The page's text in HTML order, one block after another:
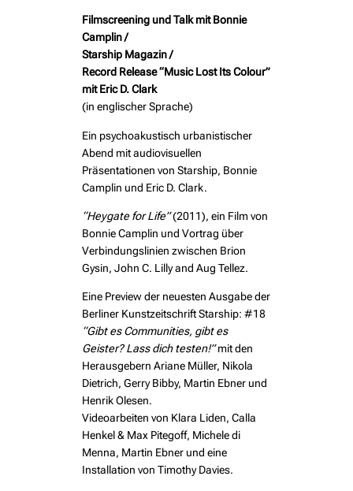
Filmscreening und Talk mit Bonnie
Camplin /
Starship Magazin /
Record Release “Music Lost Its Colour”
mit Eric D. Clark
(in englischer Sprache)
Ein psychoakustisch urbanistischer
Abend mit audiovisuellen
Präsentationen von Starship, Bonnie
Camplin und Eric D. Clark.
“Heygate for Life”(2011), ein Film von
Bonnie Camplin und Vortrag über
Verbindungslinien zwischen Brion
Gysin, John C. Lilly and Aug Tellez.
Eine Preview der neuesten Ausgabe der
Berliner Kunstzeitschrift Starship: #18
“Gibt es Communities, gibt es
Geister? Lass dich testen!”mit den
Herausgebern Ariane Müller, Nikola
Dietrich, Gerry Bibby, Martin Ebner und
Henrik Olesen.
Videoarbeiten von Klara Liden, Calla
Henkel & Max Pitegoff, Michele di
Menna, Martin Ebner und eine
Installation von Timothy Davies.